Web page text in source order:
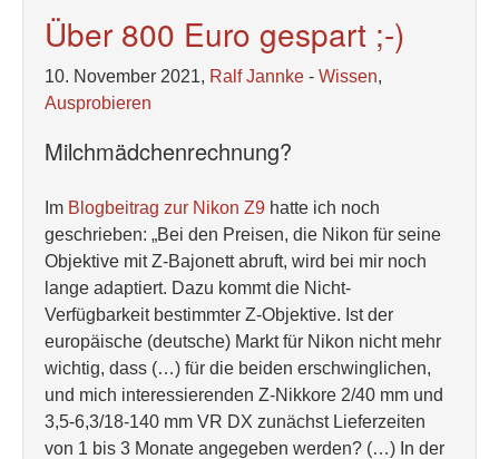
Über 800 Euro gespart ;-)
10. November 2021, Ralf Jannke - Wissen,
Ausprobieren
Milchmädchenrechnung?
Im Blogbeitrag zur Nikon Z9 hatte ich noch
geschrieben: „Bei den Preisen, die Nikon für seine
Objektive mit Z-Bajonett abruft, wird bei mir noch
lange adaptiert. Dazu kommt die Nicht-
Verfügbarkeit bestimmter Z-Objektive. Ist der
europäische (deutsche) Markt für Nikon nicht mehr
wichtig, dass (…) für die beiden erschwinglichen,
und mich interessierenden Z-Nikkore 2/40 mm und
3,5-6,3/18-140 mm VR DX zunächst Lieferzeiten
von 1 bis 3 Monate angegeben werden? (…) In der